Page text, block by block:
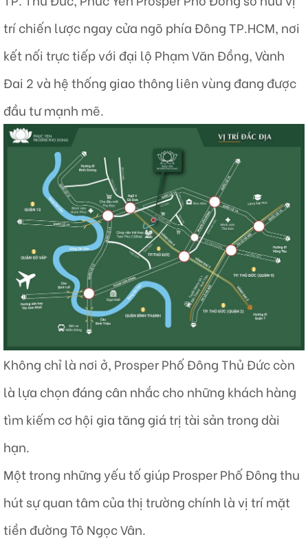
trí chiến lược ngay cửa ngõ phía Đông TP.HCM, nơi
kết nối trực tiếp với đại lộ Phạm Văn Đồng, Vành
Đai 2 và hệ thống giao thông liên vùng đang được
đầu tư mạnh mẽ.
Không chỉ là nơi ở, Prosper Phố Đông Thủ Đức còn
là lựa chọn đáng cân nhắc cho những khách hàng
tìm kiếm cơ hội gia tăng giá trị tài sản trong dài
hạn.
Một trong những yếu tố giúp Prosper Phố Đông thu
hút sự quan tâm của thị trường chính là vị trí mặt
tiền đường Tô Ngọc Vân.